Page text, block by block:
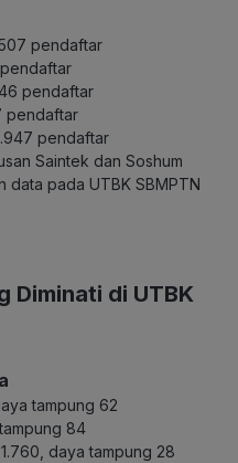
pendaftar
pendaftar
pendaftar
pendaftar
Saintek dan Soshum
data pada UTBK SBMPTN
Diminati di UTBK
tampung 62
84
daya tampung 28